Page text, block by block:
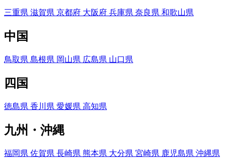
三重県 滋賀県 京都府 大阪府 兵庫県 奈良県 和歌山県
中国
鳥取県 島根県 岡山県 広島県 山口県
四国
徳島県 香川県 愛媛県 高知県
九州・沖縄
福岡県 佐賀県 長崎県 熊本県 大分県 宮崎県 鹿児島県 沖縄県